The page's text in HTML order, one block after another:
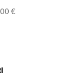
€